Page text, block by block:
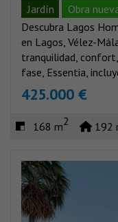
Jardín Obra
Descubra Lagos
en Lagos, Vélez-
tranquilidad,
fase, Essentia,
425.000 €
168 m2 192